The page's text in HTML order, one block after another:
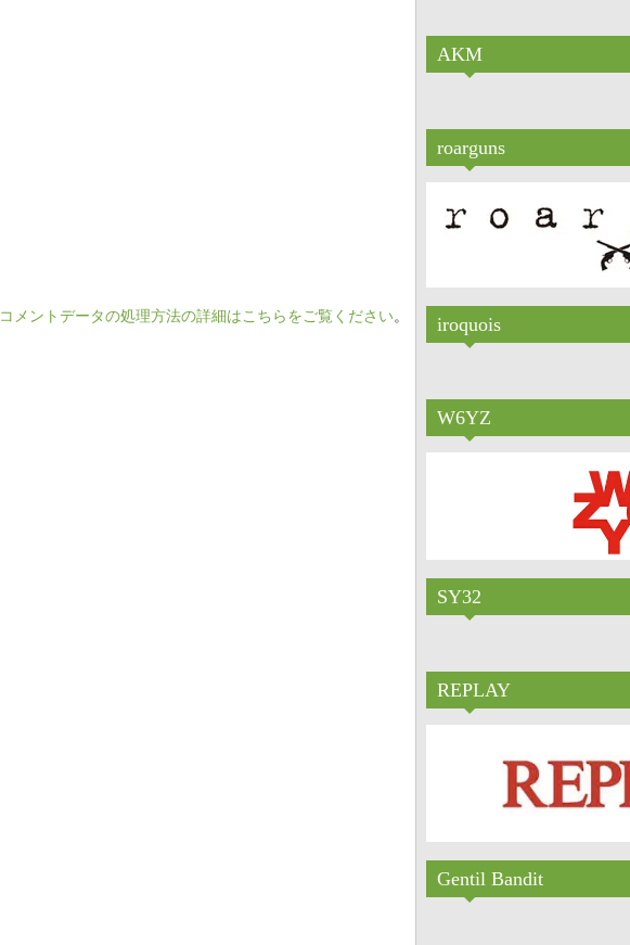
コメントデータの処理方法の詳細はこちらをご覧ください。
AKM
roarguns
iroquois
W6YZ
SY32
REPLAY
Gentil Bandit